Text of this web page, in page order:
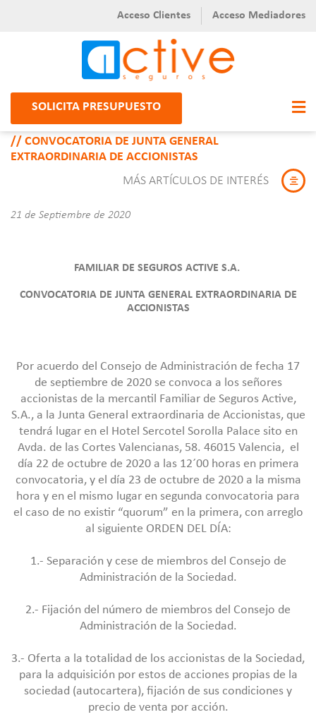
Acceso Clientes Acceso Mediadores
SOLICITA PRESUPUESTO
CONVOCATORIA DE JUNTA GENERAL
EXTRAORDINARIA DE ACCIONISTAS
MÁS ARTÍCULOS DE INTERÉS
21 de Septiembre de 2020
FAMILIAR DE SEGUROS ACTIVE S.A.
CONVOCATORIA DE JUNTA GENERAL EXTRAORDINARIA DE
ACCIONISTAS
Por acuerdo del Consejo de Administración de fecha 17
de septiembre de 2020 se convoca a los señores
accionistas de la mercantil Familiar de Seguros Active,
S.A., a la Junta General extraordinaria de Accionistas, que
tendrá lugar en el Hotel Sercotel Sorolla Palace sito en
Avda. de las Cortes Valencianas, 58. 46015 Valencia, el
día 22 de octubre de 2020 a las 12´00 horas en primera
convocatoria, y el día 23 de octubre de 2020 a la misma
hora y en el mismo lugar en segunda convocatoria para
el caso de no existir “quorum” en la primera, con arreglo
al siguiente ORDEN DEL DÍA:
1.- Separación y cese de miembros del Consejo de
Administración de la Sociedad.
2.- Fijación del número de miembros del Consejo de
Administración de la Sociedad.
3.- Oferta a la totalidad de los accionistas de la Sociedad,
para la adquisición por estos de acciones propias de la
sociedad (autocartera), fijación de sus condiciones y
precio de venta por acción.